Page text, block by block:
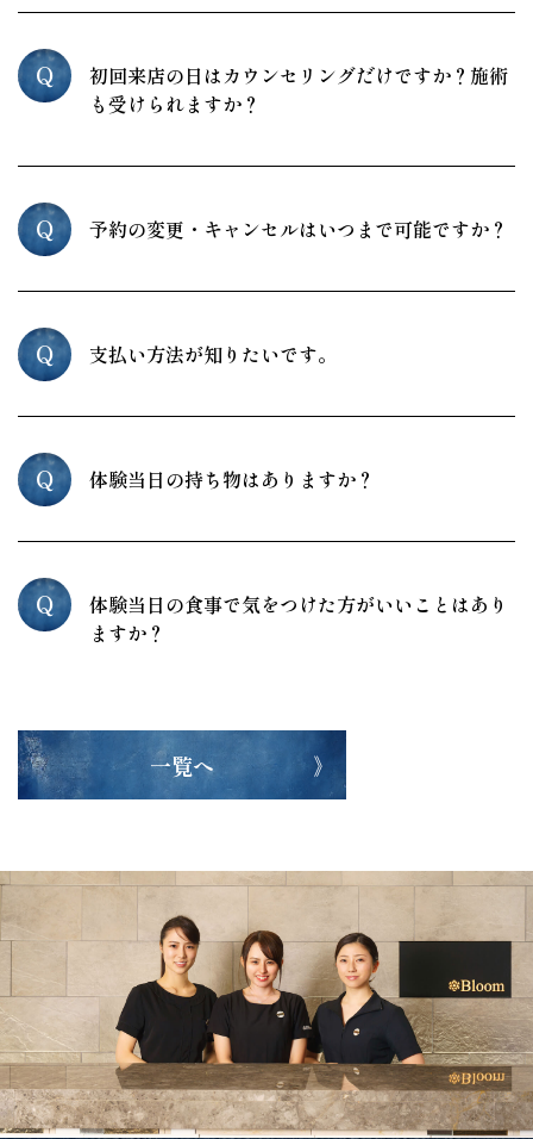
Q
初回来店の日はカウンセリングだけですか？施術
も受けられますか？
Q 予約の変更・キャンセルはいつまで可能ですか？
Q 支払い方法が知りたいです。
Q 体験当日の持ち物はありますか？
Q
体験当日の食事で気をつけた方がいいことはあり
ますか？
一覧へ